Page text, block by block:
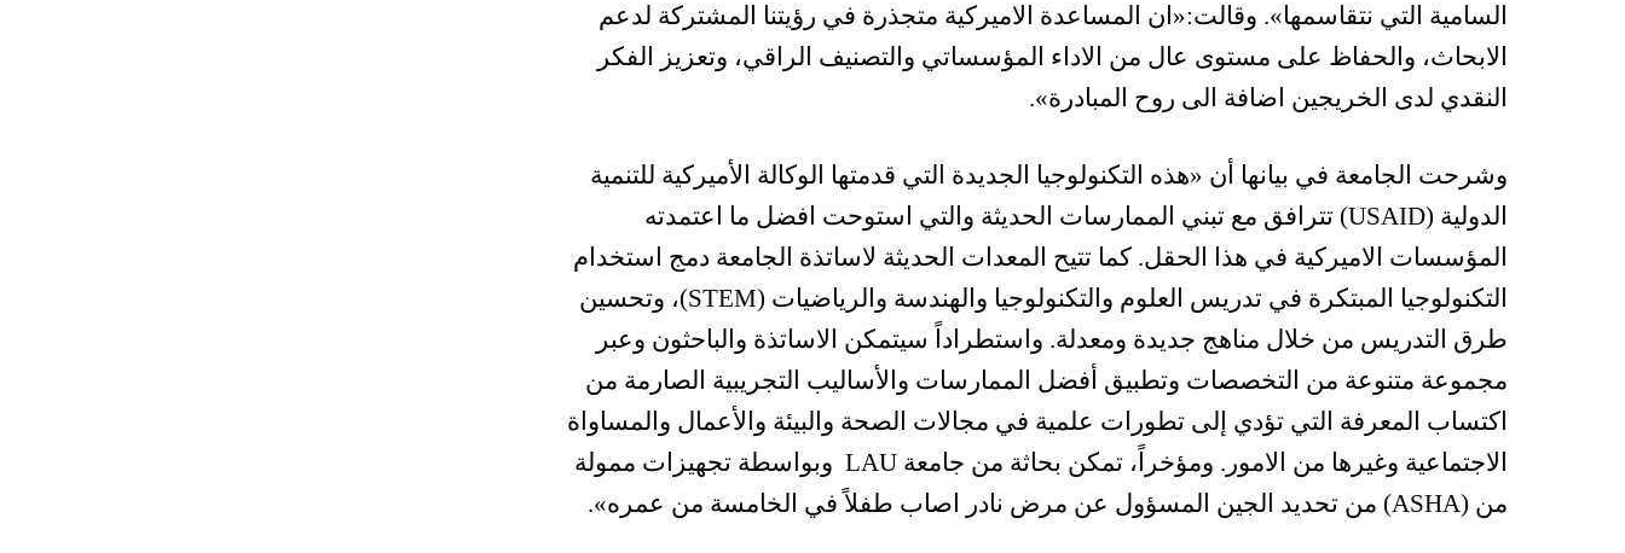
السامية التي نتقاسمها». وقالت:«ان المساعدة الاميركية متجذرة في رؤيتنا المشتركة لدعم
الابحاث، والحفاظ على مستوى عال من الاداء المؤسساتي والتصنيف الراقي، وتعزيز الفكر
النقدي لدى الخريجين اضافة الى روح المبادرة».
وشرحت الجامعة في بيانها أن «هذه التكنولوجيا الجديدة التي قدمتها الوكالة الأميركية للتنمية
الدولية (USAID) تترافق مع تبني الممارسات الحديثة والتي استوحت افضل ما اعتمدته
المؤسسات الاميركية في هذا الحقل. كما تتيح المعدات الحديثة لاساتذة الجامعة دمج استخدام
التكنولوجيا المبتكرة في تدريس العلوم والتكنولوجيا والهندسة والرياضيات (STEM)، وتحسين
طرق التدريس من خلال مناهج جديدة ومعدلة. واستطراداً سيتمكن الاساتذة والباحثون وعبر
مجموعة متنوعة من التخصصات وتطبيق أفضل الممارسات والأساليب التجريبية الصارمة من
اكتساب المعرفة التي تؤدي إلى تطورات علمية في مجالات الصحة والبيئة والأعمال والمساواة
الاجتماعية وغيرها من الامور. ومؤخراً، تمكن بحاثة من جامعة LAU وبواسطة تجهيزات ممولة
من (ASHA) من تحديد الجين المسؤول عن مرض نادر اصاب طفلاً في الخامسة من عمره».